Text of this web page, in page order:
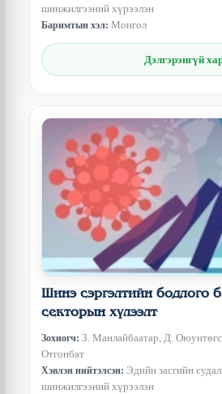
шинжилгээний хүрээлэн
Баримтын хэл: Монгол
Дэлгэрэнгүй
Шинэ сэргэлтийн бодлого
секторын хүлээлт
Зохиогч: З. Манлайбаатар, Д.
Отгонбат
Хэвлэн нийтэлсэн: Эдийн засгийн
шинжилгээний хүрээлэн